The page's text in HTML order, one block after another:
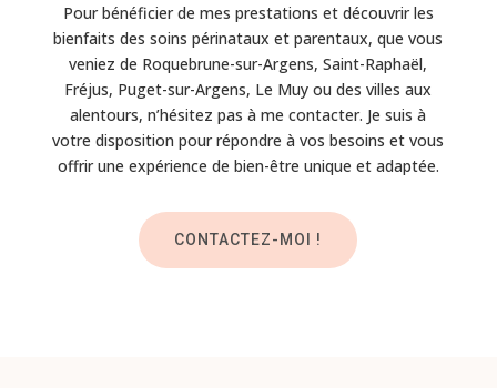
Pour bénéficier de mes prestations et découvrir les
bienfaits des soins périnataux et parentaux, que vous
veniez de Roquebrune-sur-Argens, Saint-Raphaël,
Fréjus, Puget-sur-Argens, Le Muy ou des villes aux
alentours, n’hésitez pas à me contacter. Je suis à
votre disposition pour répondre à vos besoins et vous
offrir une expérience de bien-être unique et adaptée.
CONTACTEZ-MOI !